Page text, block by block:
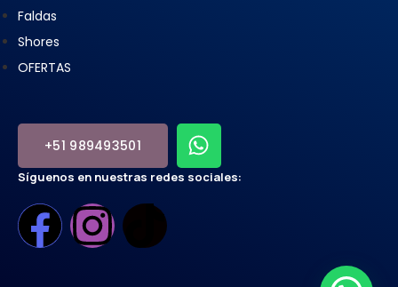
Faldas
Shores
OFERTAS
+51 989493501
Síguenos en nuestras redes sociales: